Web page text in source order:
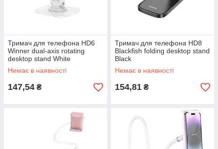
Тримач для телефона HD6
Winner dual-axis rotating
desktop stand White
Немає в наявності
147,54 ₴
Тримач для телефона HD8
Blackfish folding desktop stand
Black
Немає в наявності
154,81 ₴